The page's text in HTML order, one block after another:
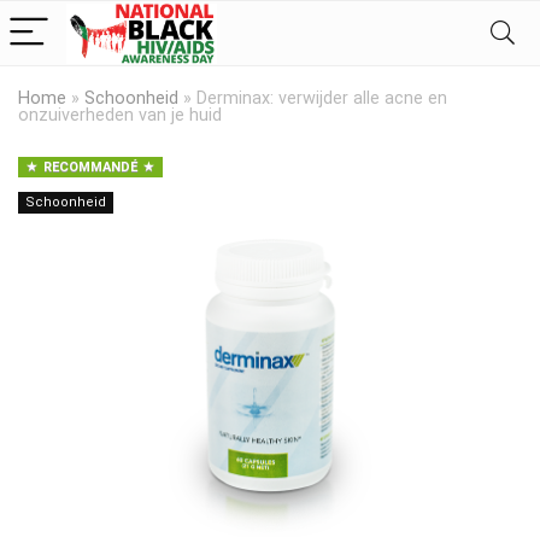
Home » Schoonheid » Derminax: verwijder alle acne en
onzuiverheden van je huid
RECOMMANDÉ
Schoonheid